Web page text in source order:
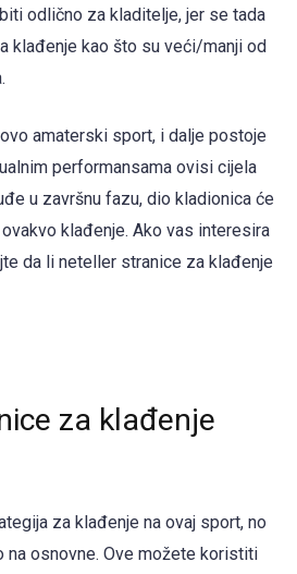
odlično za kladitelje, jer se tada
klađenje kao što su veći/manji od
amaterski sport, i dalje postoje
performansama ovisi cijela
u završnu fazu, dio kladionica će
klađenje. Ako vas interesira
da li neteller stranice za klađenje
za klađenje
za klađenje na ovaj sport, no
na osnovne. Ove možete koristiti